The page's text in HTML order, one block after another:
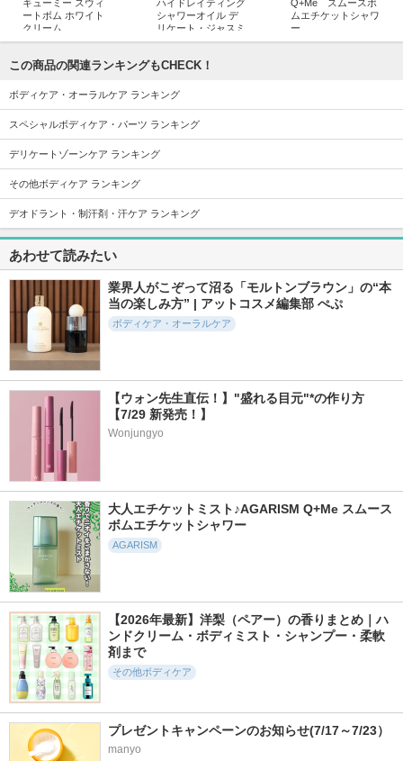
キューミー スウィ
ートボム ホワイト
クリーム
ハイドレイティング
シャワーオイル デ
リケート・ジャスミ
ン
SABON(サボン)
Q+Me スムースボ
ムエチケットシャワ
ー
ブ
AGARISM
ラブ ピオニーブー
ケの香り
AGARISM
セルターンクリーム
リリーイブ
デオドラントパテ
８ｘ４
ビーエヌディーアン
ダーアームクリーム
5.6
493件
ネックアイロンクリ
BnD
4.9
791件
ユーシモールホワイ
5.6
403件
ピュオーラ ハミガ
キ
ULRUB ボディスク
この商品の関連ランキングもCHECK！
ボディケア・オーラルケア ランキング
スペシャルボディケア・パーツ ランキング
デリケートゾーンケア ランキング
その他ボディケア ランキング
デオドラント・制汗剤・汗ケア ランキング
あわせて読みたい
業界人がこぞって沼る「モルトンブラウン」の“本
当の楽しみ方” | アットコスメ編集部 ぺぷ
ボディケア・オーラルケア
【ウォン先生直伝！】"盛れる目元"*の作り方
【7/29 新発売！】
Wonjungyo
大人エチケットミスト♪AGARISM Q+Me スムース
ボムエチケットシャワー
AGARISM
【2026年最新】洋梨（ペアー）の香りまとめ｜ハ
ンドクリーム・ボディミスト・シャンプー・柔軟
剤まで
その他ボディケア
プレゼントキャンペーンのお知らせ(7/17～7/23）
manyo